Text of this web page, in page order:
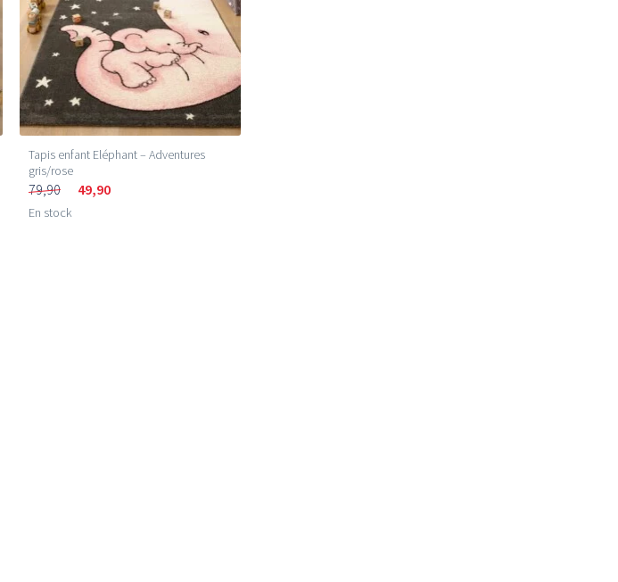
Tapis enfant Eléphant – Adventures
gris/rose
79,90 49,90
En stock